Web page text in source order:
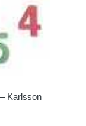
Karlsson